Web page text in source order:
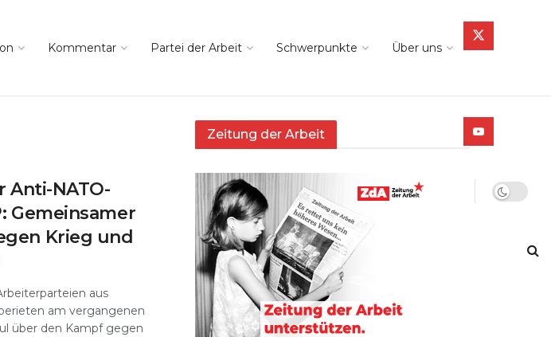
Kommentar Partei der Arbeit Schwerpunkte Über uns
Anti-NATO-
Gemeinsamer
Krieg und
aus
am vergangenen
über den Kampf gegen
Zeitung der Arbeit